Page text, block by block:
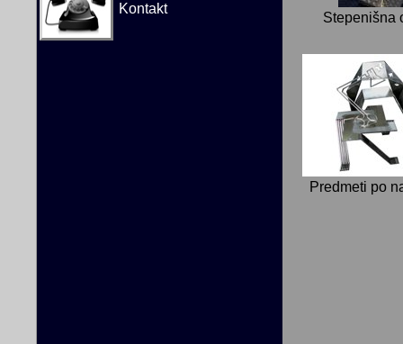
Kontakt
Stepenišna
Predmeti po